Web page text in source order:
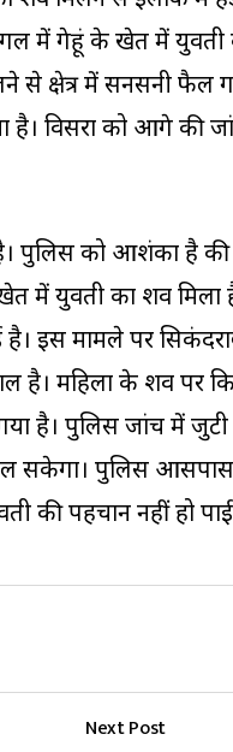
में गेहूं के खेत में
से क्षेत्र में सनसनी फैल
है। विसरा को आगे की
है। पुलिस को आशंका है
में युवती का शव
इस मामले पर
है। महिला के शव पर
है। पुलिस जांच में जुटी
सकेगा। पुलिस
की पहचान नहीं हो
Next Post